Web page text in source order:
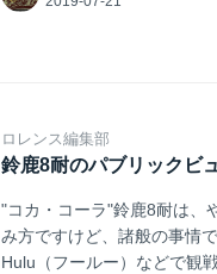
年のチェコスロバキア
ロレンス編集部
鈴鹿8耐のパブリックビ
"コカ・コーラ"鈴鹿8耐は、
み方ですけど、諸般の事情
Hulu（フールー）などで観